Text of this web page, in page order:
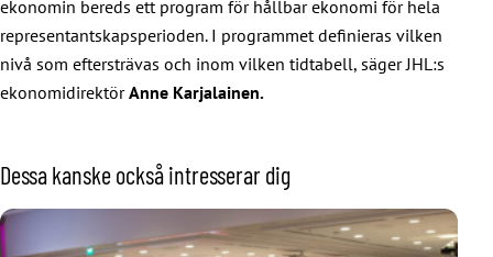
ekonomin bereds ett program för hållbar ekonomi för hela
representantskapsperioden. I programmet definieras vilken
nivå som eftersträvas och inom vilken tidtabell, säger JHL:s
ekonomidirektörAnne Karjalainen.
Dessa kanske också intresserar dig